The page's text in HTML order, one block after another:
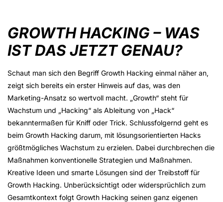
GROWTH HACKING – WAS
IST DAS JETZT GENAU?
Schaut man sich den Begriff Growth Hacking einmal näher an,
zeigt sich bereits ein erster Hinweis auf das, was den
Marketing-Ansatz so wertvoll macht. „Growth“ steht für
Wachstum und „Hacking“ als Ableitung von „Hack“
bekanntermaßen für Kniff oder Trick. Schlussfolgernd geht es
beim Growth Hacking darum, mit lösungsorientierten Hacks
größtmögliches Wachstum zu erzielen. Dabei durchbrechen die
Maßnahmen konventionelle Strategien und Maßnahmen.
Kreative Ideen und smarte Lösungen sind der Treibstoff für
Growth Hacking. Unberücksichtigt oder widersprüchlich zum
Gesamtkontext folgt Growth Hacking seinen ganz eigenen